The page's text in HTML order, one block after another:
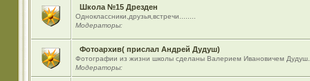
Школа №15 Дрезден
Одноклассники,друзья,встречи........
Модераторы:
Фотоархив( прислал Андрей Дудуш)
Фотографии из жизни школы сделаны Валерием Ивановичем Дудуш.
Модераторы: